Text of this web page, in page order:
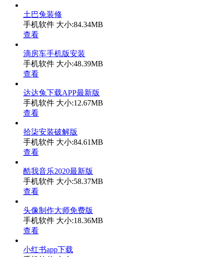
土巴兔装修
手机软件 大小:84.34MB
查看
滴房车手机版安装
手机软件 大小:48.39MB
查看
达达兔下载APP最新版
手机软件 大小:12.67MB
查看
拾柒安装破解版
手机软件 大小:84.61MB
查看
酷我音乐2020最新版
手机软件 大小:58.37MB
查看
头像制作大师免费版
手机软件 大小:18.36MB
查看
小红书app下载